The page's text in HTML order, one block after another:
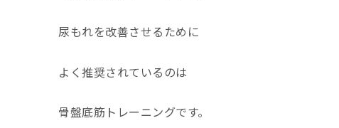
尿もれを改善させるために
よく推奨されているのは
骨盤底筋トレーニングです。